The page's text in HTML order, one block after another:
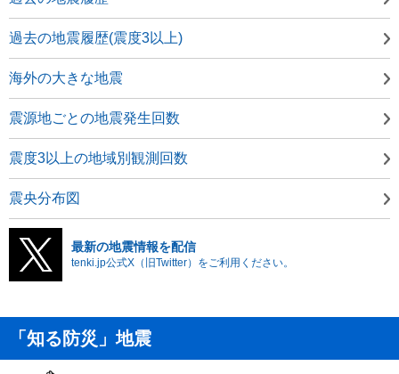
過去の地震履歴(震度3以上)
海外の大きな地震
震源地ごとの地震発生回数
震度3以上の地域別観測回数
震央分布図
最新の地震情報を配信
tenki.jp公式X（旧Twitter）をご利用ください。
「知る防災」地震